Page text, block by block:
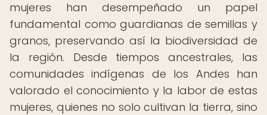
mujeres han desempeñado un papel
fundamental como guardianas de semillas y
granos, preservando así la biodiversidad de
la región. Desde tiempos ancestrales, las
comunidades indígenas de los Andes han
valorado el conocimiento y la labor de estas
mujeres, quienes no solo cultivan la tierra, sino